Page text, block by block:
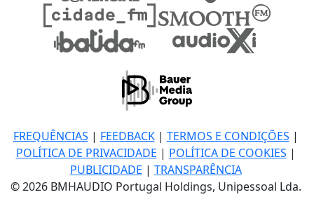
FREQUÊNCIAS | FEEDBACK| TERMOS E CONDIÇÕES |
POLÍTICA DE PRIVACIDADE | POLÍTICA DE COOKIES |
PUBLICIDADE | TRANSPARÊNCIA
© 2026 BMHAUDIO Portugal Holdings, Unipessoal Lda.